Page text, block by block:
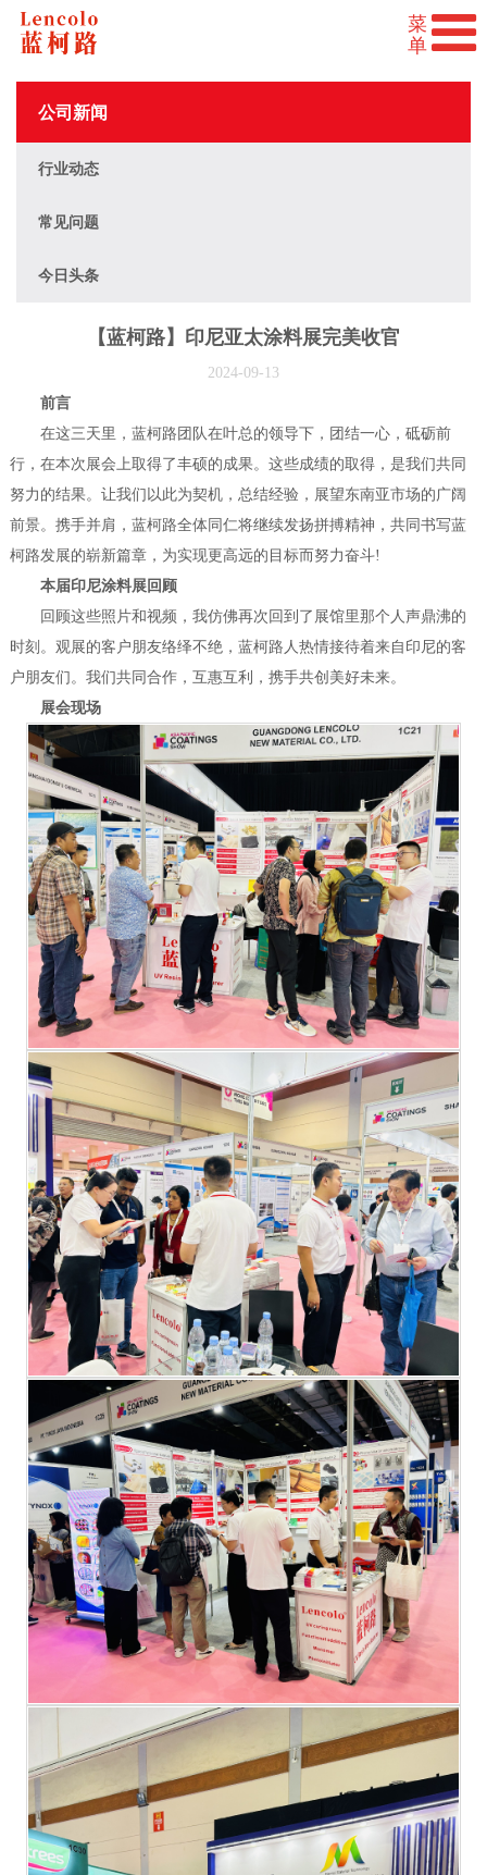
公司新闻
行业动态
常见问题
今日头条
【蓝柯路】印尼亚太涂料展完美收官
2024-09-13
前言
在这三天里，蓝柯路团队在叶总的领导下，团结一心，砥砺前
行，在本次展会上取得了丰硕的成果。这些成绩的取得，是我们共同
努力的结果。让我们以此为契机，总结经验，展望东南亚市场的广阔
前景。携手并肩，蓝柯路全体同仁将继续发扬拼搏精神，共同书写蓝
柯路发展的崭新篇章，为实现更高远的目标而努力奋斗!
本届印尼涂料展回顾
回顾这些照片和视频，我仿佛再次回到了展馆里那个人声鼎沸的
时刻。观展的客户朋友络绎不绝，蓝柯路人热情接待着来自印尼的客
户朋友们。我们共同合作，互惠互利，携手共创美好未来。
展会现场